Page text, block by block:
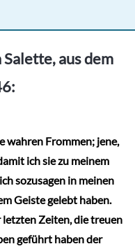
aus dem
wahren Frommen; jene,
ich sie zu meinem
sozusagen in meinen
Geiste gelebt haben.
Zeiten, die treuen
geführt haben der